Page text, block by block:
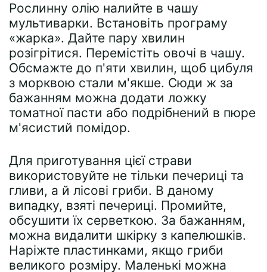
Рослинну олію налийте в чашу
мультиварки. Встановіть програму
«жарка». Дайте пару хвилин
розігрітися. Перемістіть овочі в чашу.
Обсмажте до п'яти хвилин, щоб цибуля
з морквою стали м'якше. Сюди ж за
бажанням можна додати ложку
томатної пасти або подрібнений в пюре
м'ясистий помідор.
Для приготування цієї страви
використовуйте не тільки печериці та
гливи, а й лісові гриби. В даному
випадку, взяті печериці. Промийте,
обсушити їх серветкою. За бажанням,
можна видалити шкірку з капелюшків.
Наріжте пластинками, якщо гриби
великого розміру. Маленькі можна